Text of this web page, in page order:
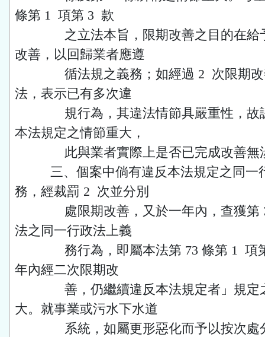
條第 1 項第 3 款
之立法本旨，限期改善之目的在給
改善，以回歸業者應遵
循法規之義務；如經過 2 次限期改
法，表示已有多次違
規行為，其違法情節具嚴重性，故
本法規定之情節重大，
此與業者實際上是否已完成改善無
三、個案中倘有違反本法規定之同一
務，經裁罰 2 次並分別
處限期改善，又於一年內，查獲第
法之同一行政法上義
務行為，即屬本法第 73 條第 1 項
年內經二次限期改
善，仍繼續違反本法規定者」規定
大。就事業或污水下水道
系統，如屬更形惡化而予以按次處